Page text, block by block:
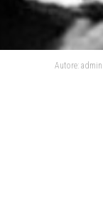
Autore: admin